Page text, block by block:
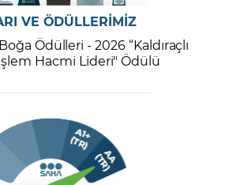
VE ÖDÜLLERİMİZ
Ödülleri - 2026 “Kaldıraçlı
Hacmi Lideri" Ödülü